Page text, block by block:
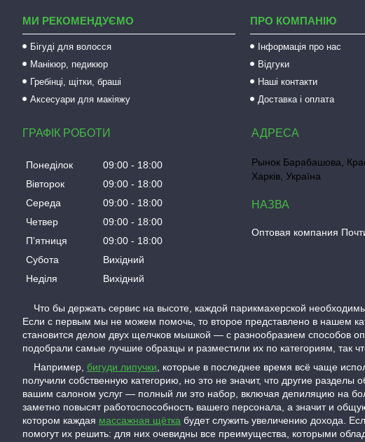
МИ РЕКОМЕНДУЄМО
Бігуді для волосся
Манікюр, педикюр
Гребінці, щітки, браші
Аксесуари для макіяжу
ПРО КОМПАНІЮ
Інформація про нас
Відгуки
Наші контакти
Доставка і оплата
ГРАФІК РОБОТИ
Понеділок 09:00
18:00
Вівторок
09:00
18:00
Середа
09:00
18:00
Четвер
09:00
18:00
Пʼятниця
09:00
18:00
Субота
Вихідний
Неділя
Вихідний
Рынок Барабашова,
Харків, Україна
Оптовая компания
Что бы держать сервис на высоте, каждой парикмахерской
Если с первым мы не можем помочь, то второе представлено в нашем
становится делом двух щелчков мышкой — с разнообразием способов
подобрали самые лучшие образцы и разместили их по категориям, так
Например, бигуди липучки , которые в последнее время всё чаще
получили собственную категорию, но это не значит, что другие
вашим салоном услуг — полный ли это набор, включая депиляцию на
заметно повысят работоспособность вашего персонала, а значит и
котором каждая массажная щётка будет служить увеличению дохода.
помогут их решить: для них очевидны все преимущества, которыми